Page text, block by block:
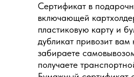
Сертификат в
включающей
пластиковую карту и
дубликат привозит вам
забираете
получаете